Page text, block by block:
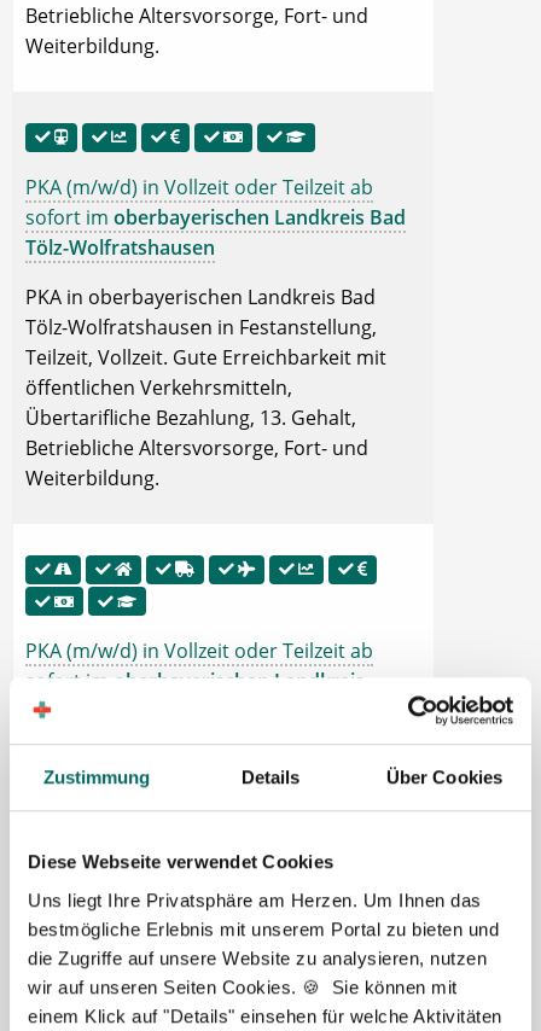
Zustimmung Details Über Cookies
Diese Webseite verwendet Cookies
Uns liegt Ihre Privatsphäre am Herzen. Um Ihnen das
bestmögliche Erlebnis mit unserem Portal zu bieten und
die Zugriffe auf unsere Website zu analysieren, nutzen
wir auf unseren Seiten Cookies. 🍪 Sie können mit
einem Klick auf "Details" einsehen für welche Aktivitäten
Betriebliche Altersvorsorge, Fort- und
Weiterbildung.
PKA (m/w/d) in Vollzeit oder Teilzeit ab
sofort im oberbayerischen Landkreis Bad
Tölz-Wolfratshausen
PKA in oberbayerischen Landkreis Bad
Tölz-Wolfratshausen in Festanstellung,
Teilzeit, Vollzeit. Gute Erreichbarkeit mit
öffentlichen Verkehrsmitteln,
Übertarifliche Bezahlung, 13. Gehalt,
Betriebliche Altersvorsorge, Fort- und
Weiterbildung.
PKA (m/w/d) in Vollzeit oder Teilzeit ab
sofort im oberbayerischen Landkreis
Rosenheim
Rosenheim in Festanstellung, Teilzeit,
Fahrtkostenzuschuss, Hilfe bei
Urlaubsgeld, Übertarifliche Bezahlung, 13.
Gehalt, Betriebliche Altersvorsorge, Fort-
und Weiterbildung.